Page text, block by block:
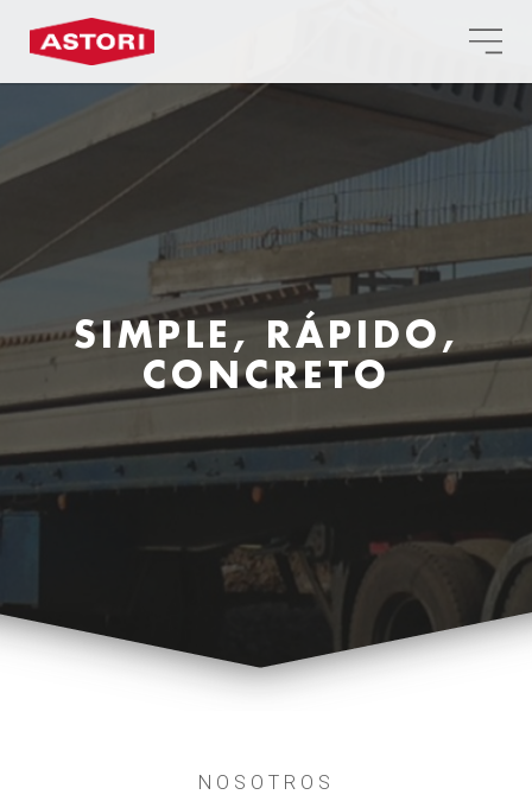
SIMPLE, RÁPIDO,
CONCRETO
NOSOTROS